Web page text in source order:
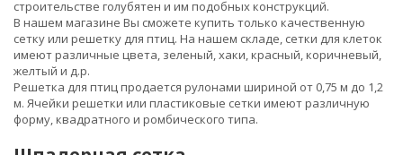
строительстве голубятен и им подобных конструкций.
В нашем магазине Вы сможете купить только качественную
сетку или решетку для птиц. На нашем складе, сетки для клеток
имеют различные цвета, зеленый, хаки, красный, коричневый,
желтый и д.р.
Решетка для птиц продается рулонами шириной от 0,75 м до 1,2
м. Ячейки решетки или пластиковые сетки имеют различную
форму, квадратного и ромбического типа.